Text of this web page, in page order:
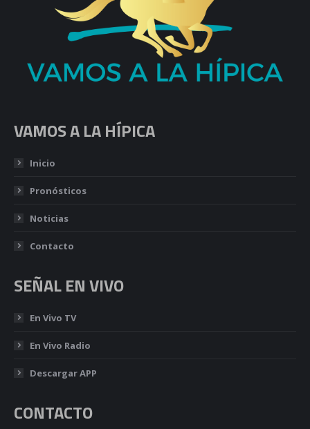
VAMOS A LA HÍPICA
Inicio
Pronósticos
Noticias
Contacto
SEÑAL EN VIVO
En Vivo TV
En Vivo Radio
Descargar APP
CONTACTO